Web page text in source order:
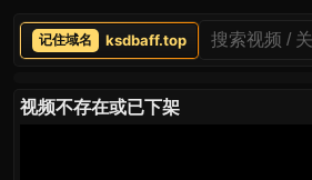
ksdbaff.top
视频不存在或已下架